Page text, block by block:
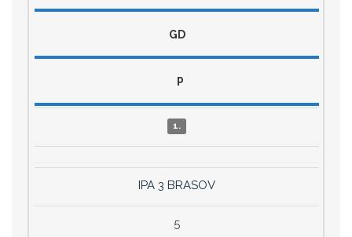
GD
P
1.
IPA 3 BRASOV
5